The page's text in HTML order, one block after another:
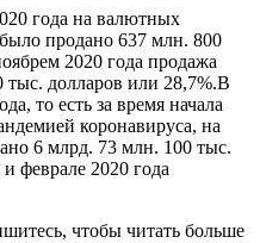
года на валютных
продано 637 млн. 800
2020 года продажа
долларов или 28,7%.В
то есть за время начала
коронавируса, на
6 млрд. 73 млн. 100 тыс.
феврале 2020 года
чтобы читать больше